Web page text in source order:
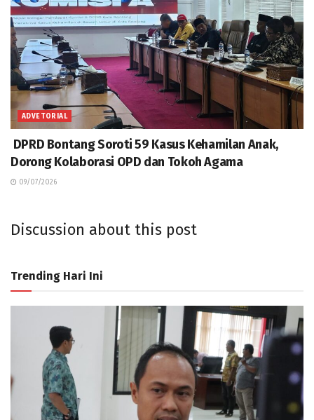
ADVETORIAL
DPRD Bontang Soroti 59 Kasus Kehamilan Anak,
Dorong Kolaborasi OPD dan Tokoh Agama
09/07/2026
Discussion about this post
Trending Hari Ini